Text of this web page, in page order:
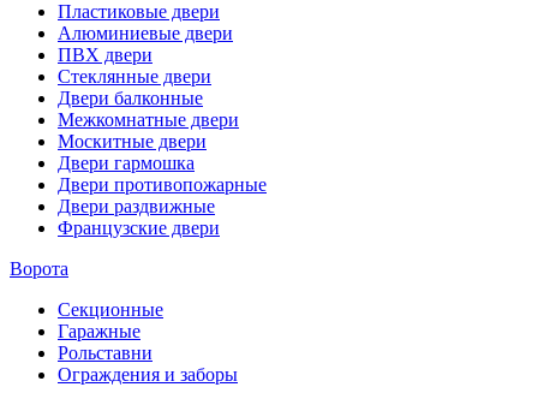
Пластиковые двери
Алюминиевые двери
ПВХ двери
Стеклянные двери
Двери балконные
Межкомнатные двери
Москитные двери
Двери гармошка
Двери противопожарные
Двери раздвижные
Французские двери
Ворота
Секционные
Гаражные
Рольставни
Ограждения и заборы